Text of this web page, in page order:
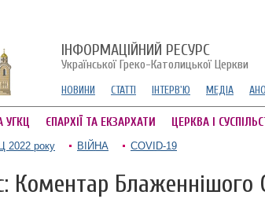
ІНФОРМАЦІЙНИЙ РЕСУРС
Української Греко-Католицької Церкви
НОВИНИ СТАТТІ ІНТЕРВ'Ю МЕДІА
УГКЦ ЄПАРХІЇ ТА ЕКЗАРХАТИ ЦЕРКВА І
2022 року ВІЙНА COVID-19
Коментар Блаженнішого